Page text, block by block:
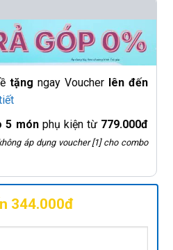
tặng ngay Voucher lên đến
5 mónphụ kiện từ 779.000đ
áp dụng voucher [1] cho combo
344.000đ